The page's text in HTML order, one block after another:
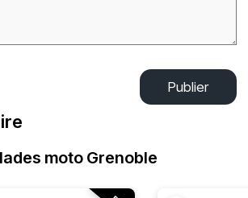
Publier
moto Grenoble